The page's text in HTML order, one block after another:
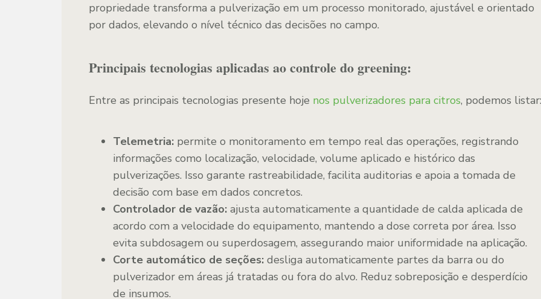
propriedade transforma a pulverização em um processo monitorado, ajustável e orientado
por dados, elevando o nível técnico das decisões no campo.
Principais tecnologias aplicadas ao controle do greening:
Entre as principais tecnologias presente hoje nos pulverizadores para citros, podemos listar:
Telemetria: permite o monitoramento em tempo real das operações, registrando
informações como localização, velocidade, volume aplicado e histórico das
pulverizações. Isso garante rastreabilidade, facilita auditorias e apoia a tomada de
decisão com base em dados concretos.
Controlador de vazão: ajusta automaticamente a quantidade de calda aplicada de
acordo com a velocidade do equipamento, mantendo a dose correta por área. Isso
evita subdosagem ou superdosagem, assegurando maior uniformidade na aplicação.
Corte automático de seções: desliga automaticamente partes da barra ou do
pulverizador em áreas já tratadas ou fora do alvo. Reduz sobreposição e desperdício
de insumos.